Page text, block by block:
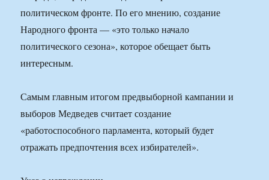
политическом фронте. По его мнению, создание
Народного фронта — «это только начало
политического сезона», которое обещает быть
интересным.
Самым главным итогом предвыборной кампании и
выборов Медведев считает создание
«работоспособного парламента, который будет
отражать предпочтения всех избирателей».